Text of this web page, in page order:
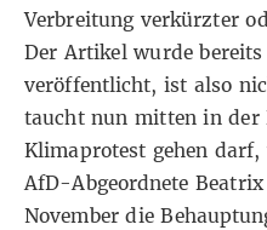
Verbreitung verkürzter
Der Artikel wurde
veröffentlicht, ist also
taucht nun mitten in der
Klimaprotest gehen
AfD-Abgeordnete
November die